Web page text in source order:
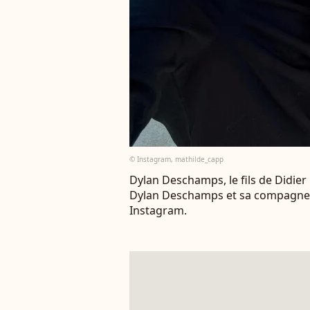
© Instagram, mathilde_capp
Dylan Deschamps, le fils de
Dylan Deschamps et sa
Instagram.